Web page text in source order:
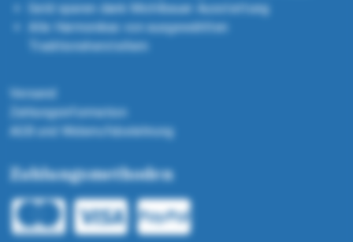
Geld sparen dank Michlbauer Ausstattung
Alle Harmonikas von ausgewählten
Traditionsherstellern
Versand
Zahlungsinformation
AGB und Widerrufsbelehrung
Zahlungsmethoden